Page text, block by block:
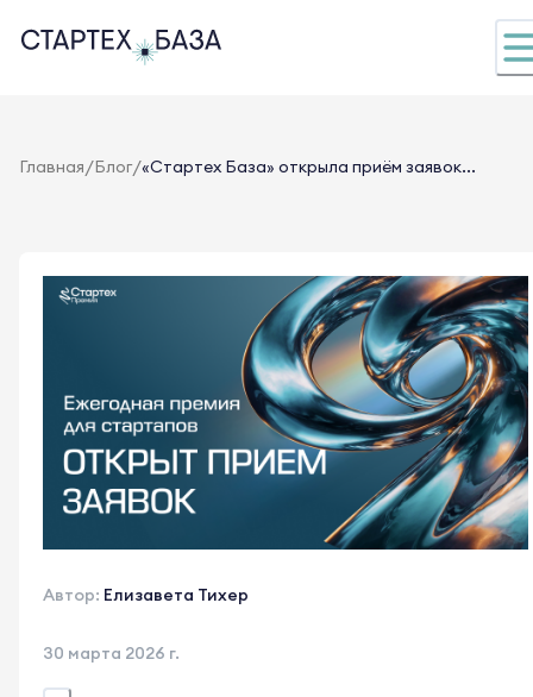
Главная/Блог/«Стартех База» открыла приём заявок...
Автор: Елизавета Тихер
30 марта 2026 г.